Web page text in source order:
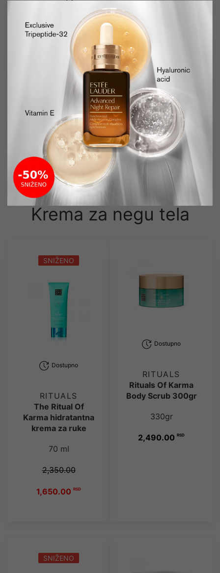
Correct krema
protiv znakova
starenja sa
retinolom
50ml
9,500.00
7,990.00
Preporučujemo još iz sekcije
Krema za negu tela
SNIŽENO
Dostupno
RITUALS
The Ritual Of
Karma hidratantna
krema za ruke
70 ml
2,350.00
1,650.00 RSD
Dostupno
RITUALS
Rituals Of Karma
Body Scrub 300gr
330gr
2,490.00 RSD
SNIŽENO